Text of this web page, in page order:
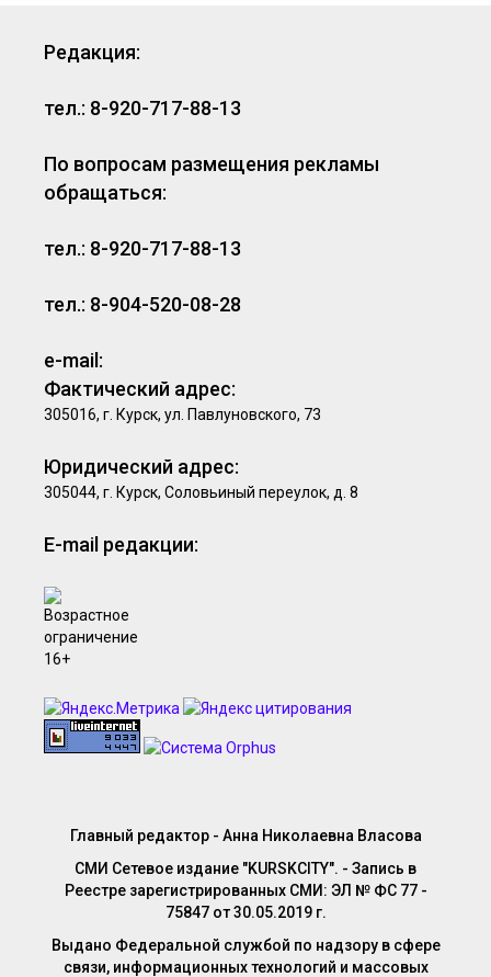
Редакция:
тел.: 8-920-717-88-13
По вопросам размещения рекламы
обращаться:
тел.: 8-920-717-88-13
тел.: 8-904-520-08-28
e-mail:
Фактический адрес:
305016, г. Курск, ул. Павлуновского, 73
Юридический адрес:
305044, г. Курск, Соловьиный переулок, д. 8
E-mail редакции:
Главный редактор - Анна Николаевна Власова
СМИ Сетевое издание "KURSKCITY". - Запись в
Реестре зарегистрированных СМИ: ЭЛ № ФС 77 -
75847 от 30.05.2019 г.
Выдано Федеральной службой по надзору в сфере
связи, информационных технологий и массовых